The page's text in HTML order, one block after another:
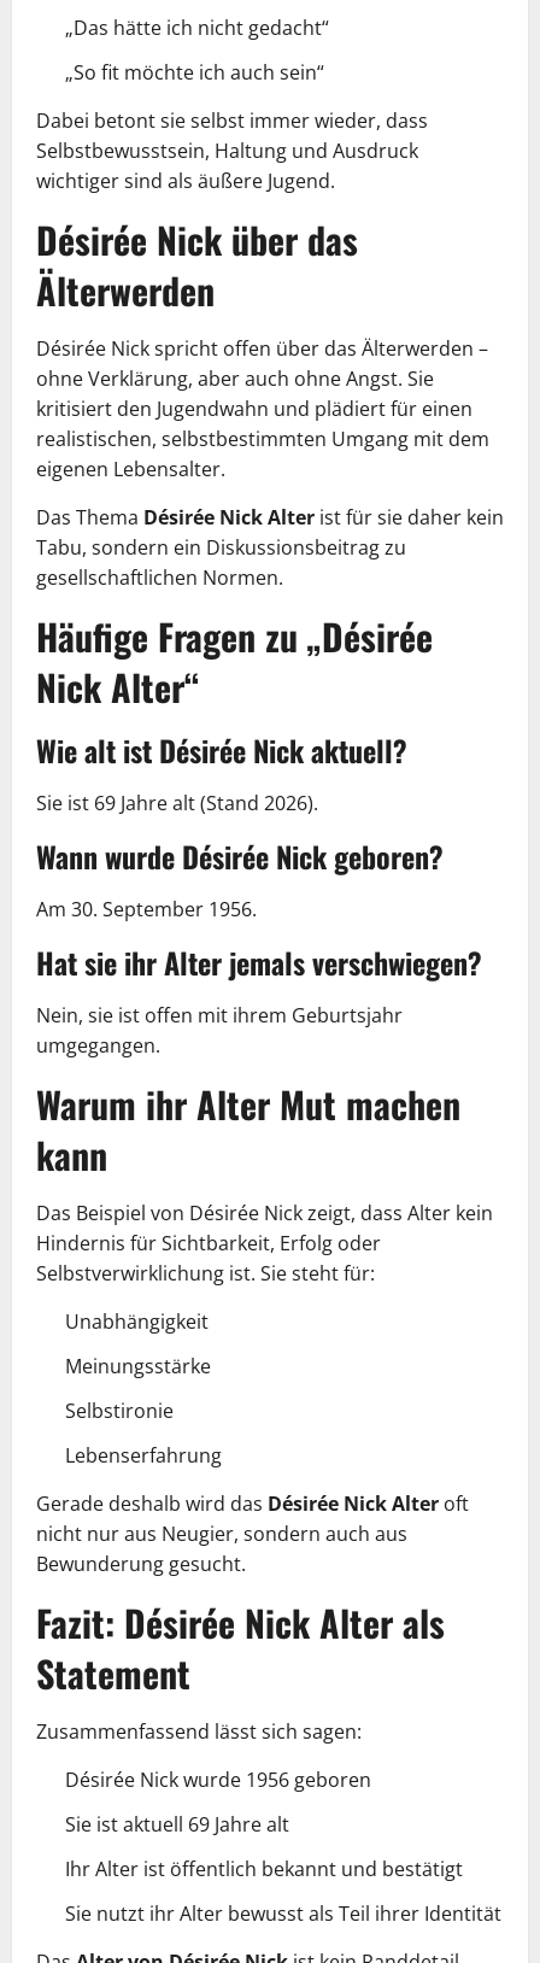
„Das hätte ich nicht gedacht“
„So fit möchte ich auch sein“
Dabei betont sie selbst immer wieder, dass
Selbstbewusstsein, Haltung und Ausdruck
wichtiger sind als äußere Jugend.
Désirée Nick über das
Älterwerden
Désirée Nick spricht offen über das Älterwerden –
ohne Verklärung, aber auch ohne Angst. Sie
kritisiert den Jugendwahn und plädiert für einen
realistischen, selbstbestimmten Umgang mit dem
eigenen Lebensalter.
Das Thema Désirée Nick Alter ist für sie daher kein
Tabu, sondern ein Diskussionsbeitrag zu
gesellschaftlichen Normen.
Häufige Fragen zu „Désirée
Nick Alter“
Wie alt ist Désirée Nick aktuell?
Sie ist 69 Jahre alt (Stand 2026).
Wann wurde Désirée Nick geboren?
Am 30. September 1956.
Hat sie ihr Alter jemals verschwiegen?
Nein, sie ist offen mit ihrem Geburtsjahr
umgegangen.
Warum ihr Alter Mut machen
kann
Das Beispiel von Désirée Nick zeigt, dass Alter kein
Hindernis für Sichtbarkeit, Erfolg oder
Selbstverwirklichung ist. Sie steht für:
Unabhängigkeit
Meinungsstärke
Selbstironie
Lebenserfahrung
Gerade deshalb wird das Désirée Nick Alter oft
nicht nur aus Neugier, sondern auch aus
Bewunderung gesucht.
Fazit: Désirée Nick Alter als
Statement
Zusammenfassend lässt sich sagen:
Désirée Nick wurde 1956 geboren
Sie ist aktuell 69 Jahre alt
Ihr Alter ist öffentlich bekannt und bestätigt
Sie nutzt ihr Alter bewusst als Teil ihrer Identität